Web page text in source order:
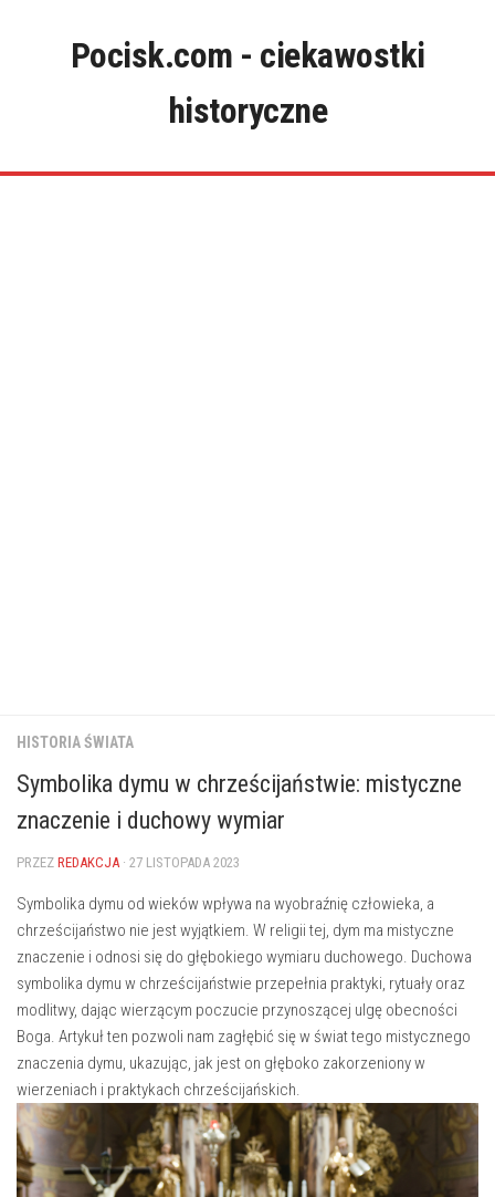
Pocisk.com - ciekawostki
historyczne
HISTORIA ŚWIATA
Symbolika dymu w chrześcijaństwie: mistyczne
znaczenie i duchowy wymiar
PRZEZ REDAKCJA · 27 LISTOPADA 2023
Symbolika dymu od wieków⁢ wpływa na wyobraźnię człowieka, a
chrześcijaństwo nie jest wyjątkiem. W religii tej, ​dym ‍ma‌ mistyczne
‍znaczenie i odnosi ⁣się ⁣do głębokiego wymiaru duchowego. Duchowa
symbolika dymu‍ w‍ chrześcijaństwie przepełnia praktyki, rytuały oraz
modlitwy,⁤ dając wierzącym poczucie przynoszącej ulgę⁢ obecności‌
Boga. ‌Artykuł​ ten pozwoli nam zagłębić się w ‌świat tego mistycznego
znaczenia dymu, ukazując, jak‍ jest on głęboko zakorzeniony w
wierzeniach i praktykach⁣ chrześcijańskich.